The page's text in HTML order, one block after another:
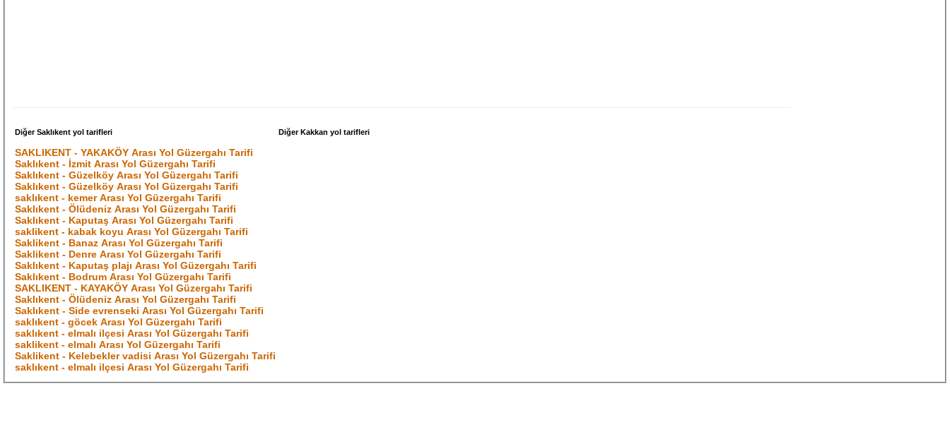
Diğer Saklıkent yol tarifleri
SAKLIKENT - YAKAKÖY Arası Yol Güzergahı Tarifi
Saklıkent - İzmit Arası Yol Güzergahı Tarifi
Saklıkent - Güzelköy Arası Yol Güzergahı Tarifi
Saklıkent - Güzelköy Arası Yol Güzergahı Tarifi
saklıkent - kemer Arası Yol Güzergahı Tarifi
Saklıkent - Ölüdeniz Arası Yol Güzergahı Tarifi
Saklıkent - Kaputaş Arası Yol Güzergahı Tarifi
saklikent - kabak koyu Arası Yol Güzergahı Tarifi
Saklikent - Banaz Arası Yol Güzergahı Tarifi
Saklikent - Denre Arası Yol Güzergahı Tarifi
Saklıkent - Kaputaş plajı Arası Yol Güzergahı Tarifi
Saklıkent - Bodrum Arası Yol Güzergahı Tarifi
SAKLIKENT - KAYAKÖY Arası Yol Güzergahı Tarifi
Saklıkent - Ölüdeniz Arası Yol Güzergahı Tarifi
Saklıkent - Side evrenseki Arası Yol Güzergahı Tarifi
saklıkent - göcek Arası Yol Güzergahı Tarifi
saklıkent - elmalı ilçesi Arası Yol Güzergahı Tarifi
saklikent - elmalı Arası Yol Güzergahı Tarifi
Saklikent - Kelebekler vadisi Arası Yol Güzergahı Tarifi
saklıkent - elmalı ilçesi Arası Yol Güzergahı Tarifi
Diğer Kakkan yol tarifleri